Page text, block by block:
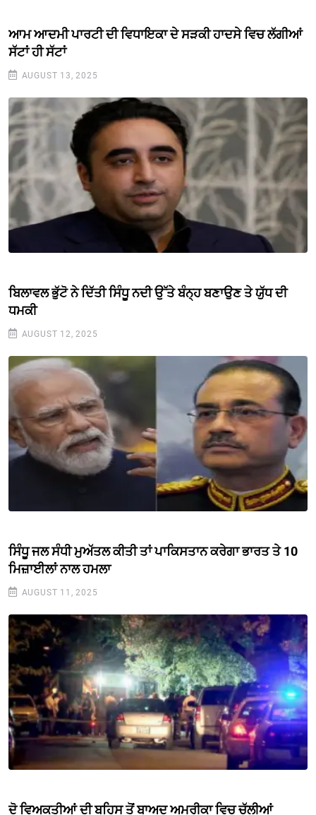
ਆਮ ਆਦਮੀ ਪਾਰਟੀ ਦੀ ਵਿਧਾਇਕਾ ਦੇ ਸੜਕੀ ਹਾਦਸੇ ਵਿਚ ਲੱਗੀਆਂ
ਸੱਟਾਂ ਹੀ ਸੱਟਾਂ
AUGUST 13, 2025
ਬਿਲਾਵਲ ਭੁੱਟੋ ਨੇ ਦਿੱਤੀ ਸਿੰਧੂ ਨਦੀ ਉੱਤੇ ਬੰਨ੍ਹ ਬਣਾਉਣ ਤੇ ਯੁੱਧ ਦੀ
ਧਮਕੀ
AUGUST 12, 2025
ਸਿੰਧੂ ਜਲ ਸੰਧੀ ਮੁਅੱਤਲ ਕੀਤੀ ਤਾਂ ਪਾਕਿਸਤਾਨ ਕਰੇਗਾ ਭਾਰਤ ਤੇ 10
ਮਿਜ਼ਾਈਲਾਂ ਨਾਲ ਹਮਲਾ
AUGUST 11, 2025
ਦੋ ਵਿਅਕਤੀਆਂ ਦੀ ਬਹਿਸ ਤੋਂ ਬਾਅਦ ਅਮਰੀਕਾ ਵਿਚ ਚੱਲੀਆਂ